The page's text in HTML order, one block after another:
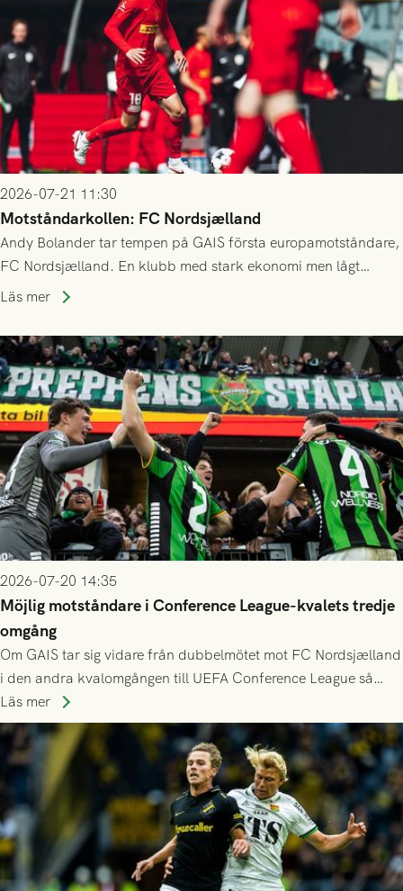
2026-07-21 11:30
Motståndarkollen: FC Nordsjælland
Andy Bolander tar tempen på GAIS första europamotståndare,
FC Nordsjælland. En klubb med stark ekonomi men lågt
publiksnitt, ett lag med både kollektiv styrka och individuell
Läs mer
2026-07-20 14:35
Möjlig motståndare i Conference League-kvalets tredje
omgång
Om GAIS tar sig vidare från dubbelmötet mot FC Nordsjælland
i den andra kvalomgången till UEFA Conference League så
spelas den tredje kvalomgången kort därpå. Motståndare blir
då vinnaren i mötet mellan isländska Valur och HŠK Zrinjski
Mostar från Bosnien och Hercegovina.
Läs mer